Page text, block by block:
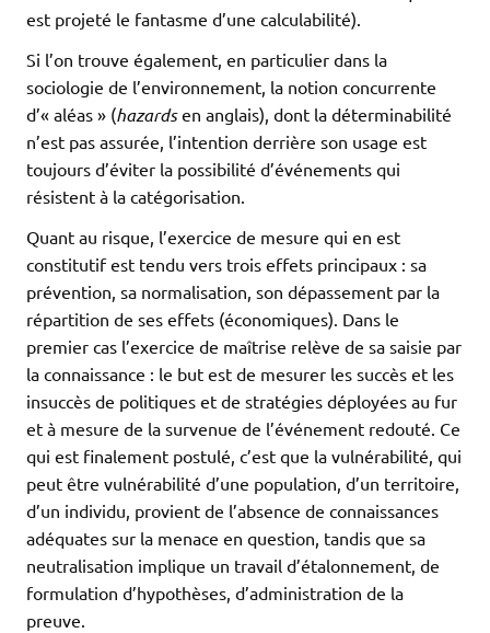
est projeté le fantasme d’une calculabilité).
Si l’on trouve également, en particulier dans la
sociologie de l’environnement, la notion concurrente
d’« aléas » (hazardsen anglais), dont la déterminabilité
n’est pas assurée, l’intention derrière son usage est
toujours d’éviter la possibilité d’événements qui
résistent à la catégorisation.
Quant au risque, l’exercice de mesure qui en est
constitutif est tendu vers trois effets principaux : sa
prévention, sa normalisation, son dépassement par la
répartition de ses effets (économiques). Dans le
premier cas l’exercice de maîtrise relève de sa saisie par
la connaissance : le but est de mesurer les succès et les
insuccès de politiques et de stratégies déployées au fur
et à mesure de la survenue de l’événement redouté. Ce
qui est finalement postulé, c’est que la vulnérabilité, qui
peut être vulnérabilité d’une population, d’un territoire,
d’un individu, provient de l’absence de connaissances
adéquates sur la menace en question, tandis que sa
neutralisation implique un travail d’étalonnement, de
formulation d’hypothèses, d’administration de la
preuve.